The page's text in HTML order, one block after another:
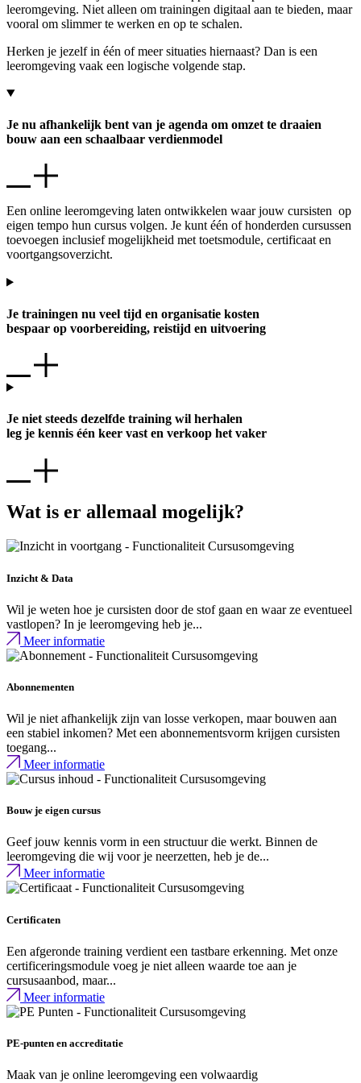
leeromgeving. Niet alleen om trainingen digitaal aan te bieden, maar
vooral om slimmer te werken en op te schalen.
Herken je jezelf in één of meer situaties hiernaast? Dan is een
leeromgeving vaak een logische volgende stap.
Je nu afhankelijk bent van je agenda om omzet te draaien
bouw aan een schaalbaar verdienmodel
Een online leeromgeving laten ontwikkelen waar jouw cursisten op
eigen tempo hun cursus volgen. Je kunt één of honderden cursussen
toevoegen inclusief mogelijkheid met toetsmodule, certificaat en
voortgangsoverzicht.
Je trainingen nu veel tijd en organisatie kosten
bespaar op voorbereiding, reistijd en uitvoering
Je niet steeds dezelfde training wil herhalen
leg je kennis één keer vast en verkoop het vaker
Wat is er allemaal mogelijk?
Inzicht & Data
Wil je weten hoe je cursisten door de stof gaan en waar ze eventueel
vastlopen? In je leeromgeving heb je...
Meer informatie
Abonnementen
Wil je niet afhankelijk zijn van losse verkopen, maar bouwen aan
een stabiel inkomen? Met een abonnementsvorm krijgen cursisten
toegang...
Meer informatie
Bouw je eigen cursus
Geef jouw kennis vorm in een structuur die werkt. Binnen de
leeromgeving die wij voor je neerzetten, heb je de...
Meer informatie
Certificaten
Een afgeronde training verdient een tastbare erkenning. Met onze
certificeringsmodule voeg je niet alleen waarde toe aan je
cursusaanbod, maar...
Meer informatie
PE-punten en accreditatie
Maak van je online leeromgeving een volwaardig